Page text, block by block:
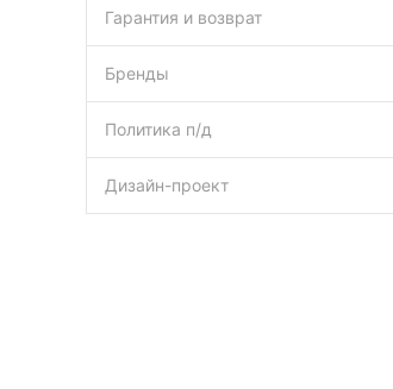
Гарантия и возврат
Бренды
Политика п/д
Дизайн-проект